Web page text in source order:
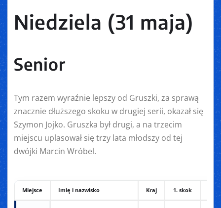
Niedziela (31 maja)
Senior
Tym razem wyraźnie lepszy od Gruszki, za sprawą
znacznie dłuższego skoku w drugiej serii, okazał się
Szymon Jojko. Gruszka był drugi, a na trzecim
miejscu uplasował się trzy lata młodszy od tej
dwójki Marcin Wróbel.
Miejsce Imię i nazwisko Kraj 1. skok